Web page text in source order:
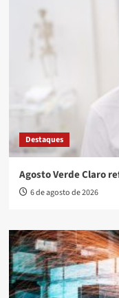
Destaques
Agosto Verde Claro
6 de agosto de 2026